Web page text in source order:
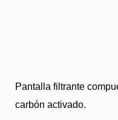
Pantalla filtrante
carbón activado.